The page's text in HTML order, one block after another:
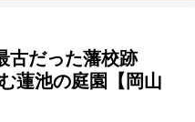
古だった藩校跡
蓮池の庭園【岡山